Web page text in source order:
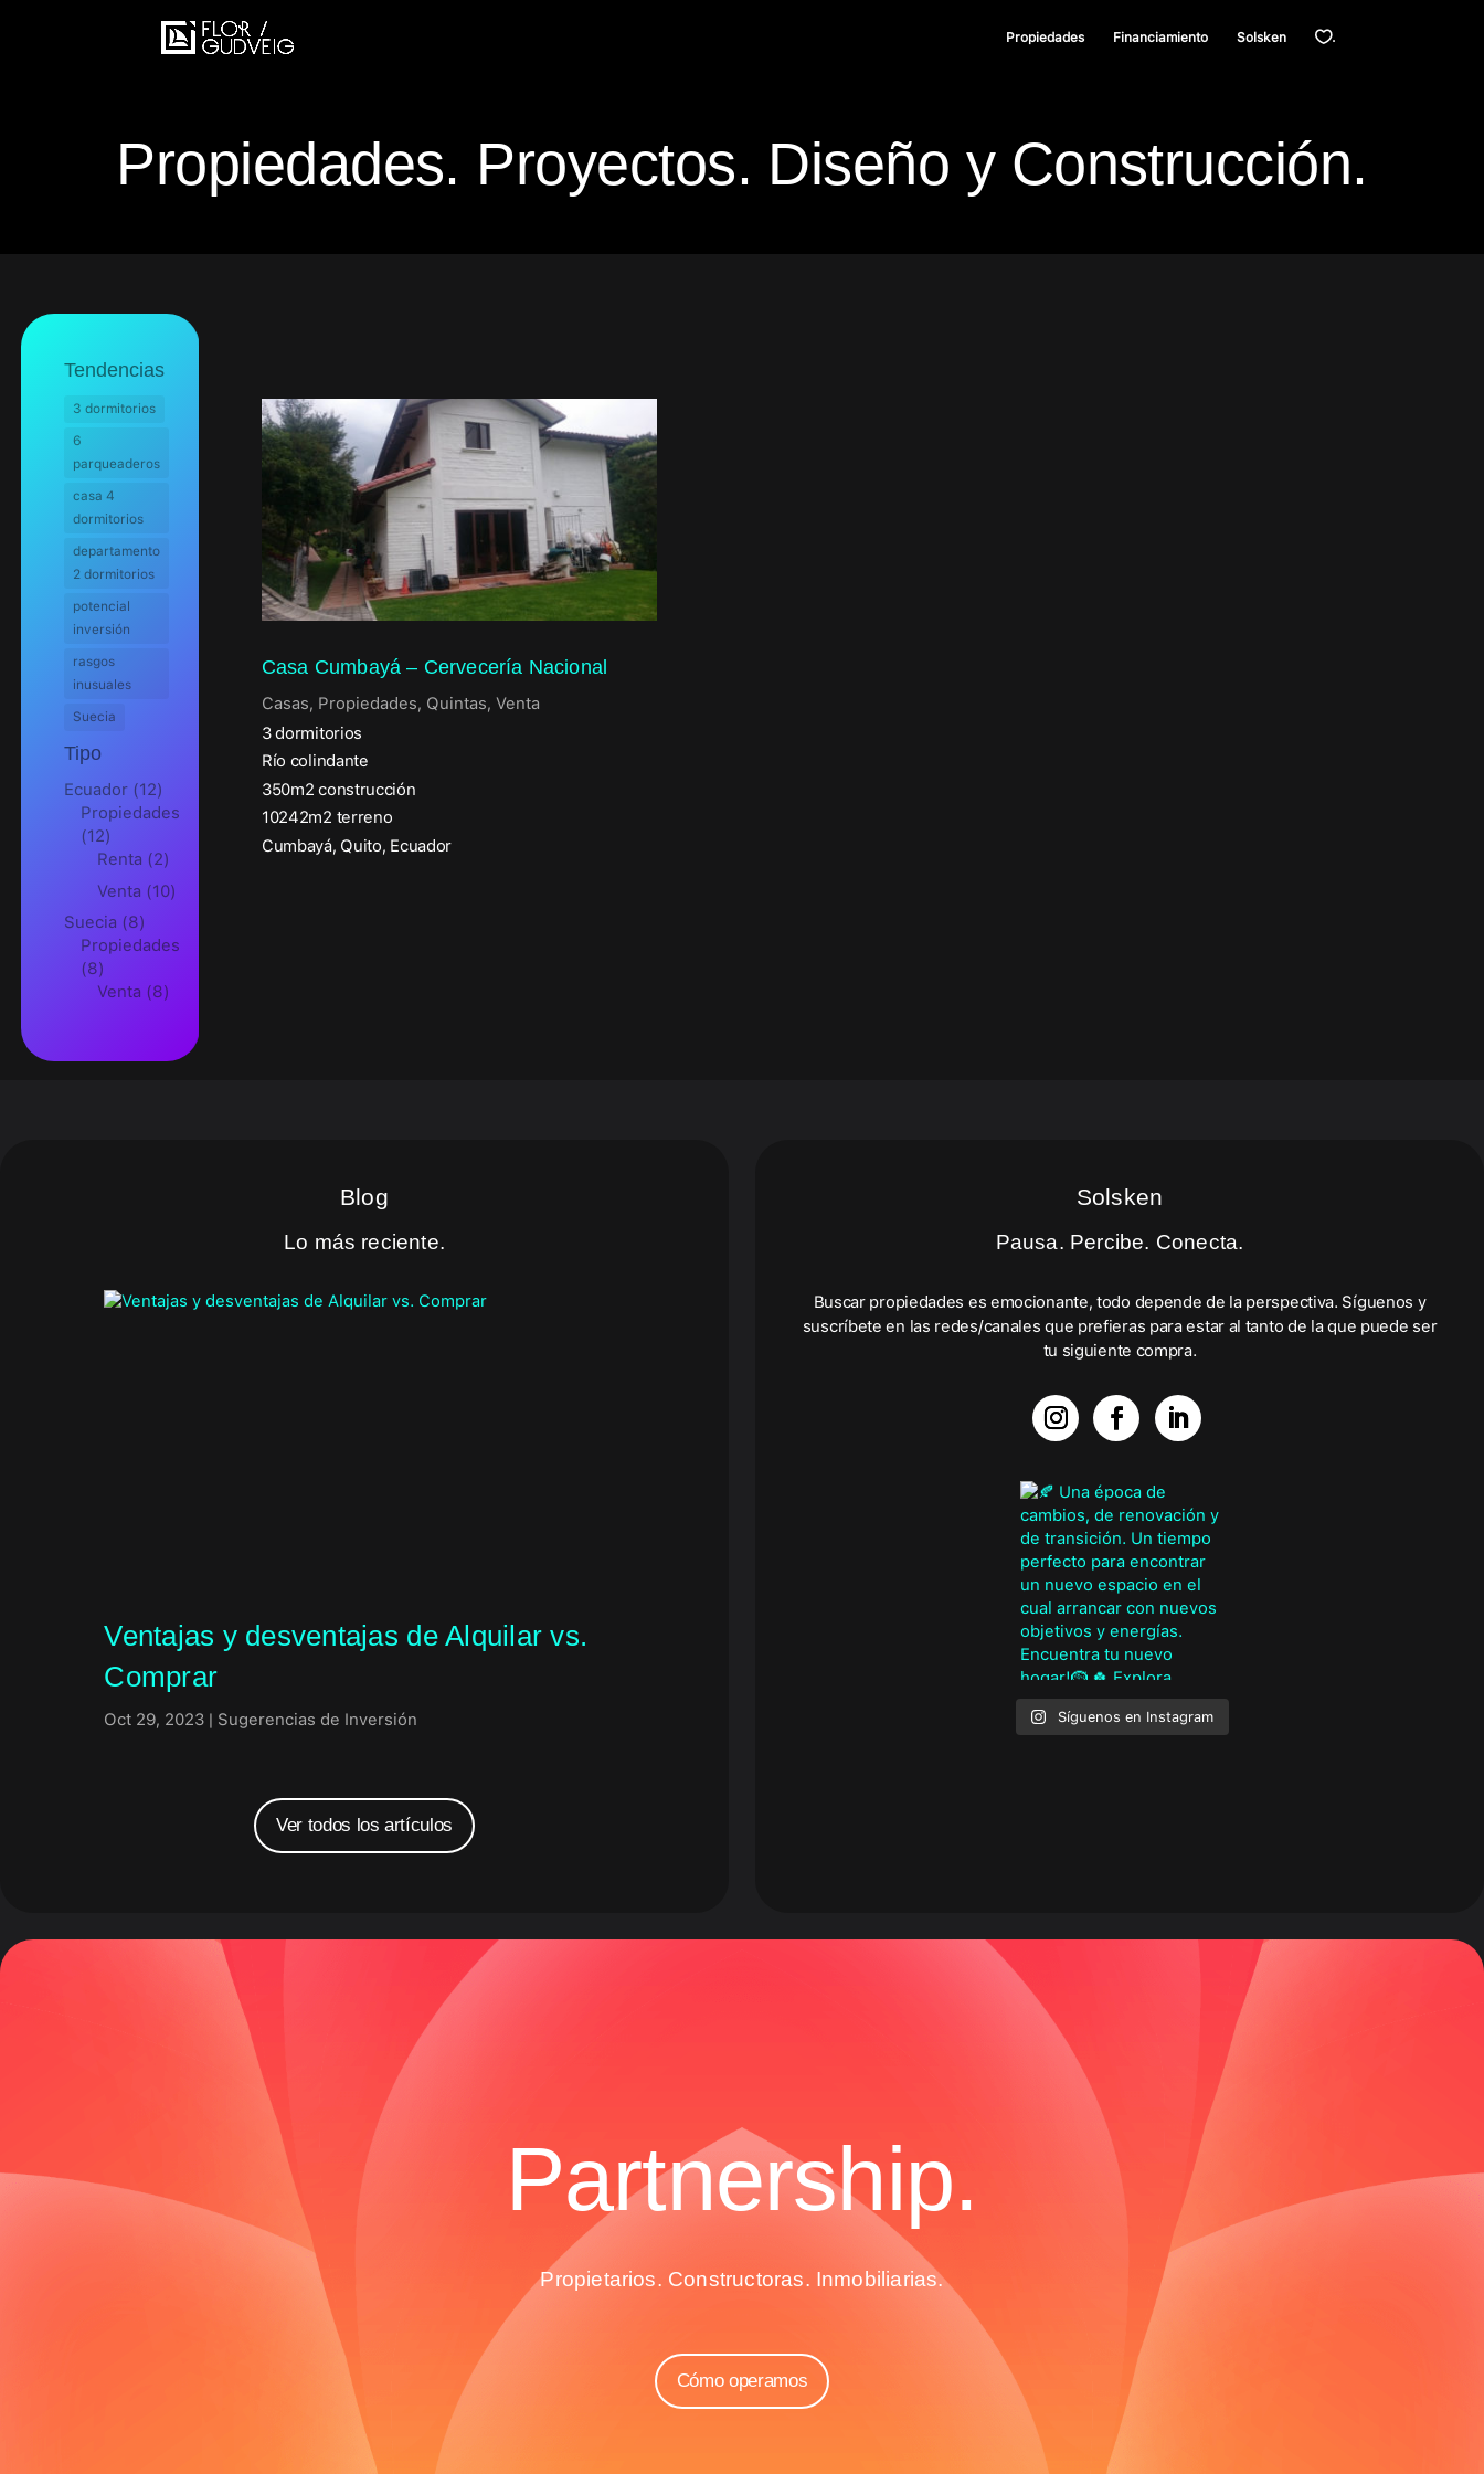
Propiedades Financiamiento Solsken .
Propiedades. Proyectos. Diseño y Construcción.
Tendencias
3 dormitorios
6
parqueaderos
casa 4
dormitorios
departamento
2 dormitorios
potencial
inversión
rasgos
inusuales
Suecia
Tipo
Ecuador (12)
Propiedades
(12)
Renta (2)
Venta (10)
Suecia (8)
Propiedades
(8)
Venta (8)
Casa Cumbayá – Cervecería Nacional
Casas, Propiedades, Quintas, Venta
3 dormitorios
Río colindante
350m2 construcción
10242m2 terreno
Cumbayá, Quito, Ecuador
Blog
Lo más reciente.
Ventajas y desventajas de Alquilar vs.
Comprar
Oct 29, 2023 | Sugerencias de Inversión
Ver todos los artículos
Solsken
Pausa. Percibe. Conecta.
Buscar propiedades es emocionante, todo depende de la perspectiva. Síguenos y
suscríbete en las redes/canales que prefieras para estar al tanto de la que puede ser
tu siguiente compra.
Síguenos en Instagram
Partnership.
Propietarios. Constructoras. Inmobiliarias.
Cómo operamos